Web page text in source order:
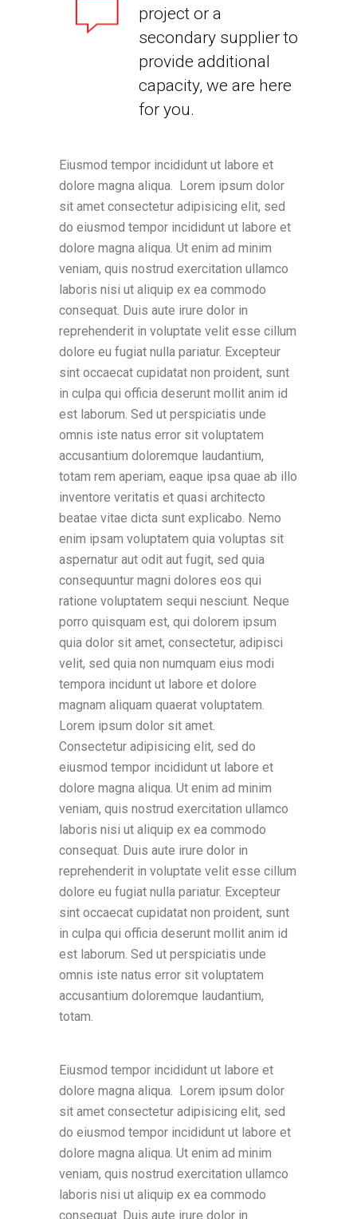
project or a
secondary supplier to
provide additional
capacity, we are here
for you.
Eiusmod tempor incididunt ut labore et
dolore magna aliqua. Lorem ipsum dolor
sit amet consectetur adipisicing elit, sed
do eiusmod tempor incididunt ut labore et
dolore magna aliqua. Ut enim ad minim
veniam, quis nostrud exercitation ullamco
laboris nisi ut aliquip ex ea commodo
consequat. Duis aute irure dolor in
reprehenderit in voluptate velit esse cillum
dolore eu fugiat nulla pariatur. Excepteur
sint occaecat cupidatat non proident, sunt
in culpa qui officia deserunt mollit anim id
est laborum. Sed ut perspiciatis unde
omnis iste natus error sit voluptatem
accusantium doloremque laudantium,
totam rem aperiam, eaque ipsa quae ab illo
inventore veritatis et quasi architecto
beatae vitae dicta sunt explicabo. Nemo
enim ipsam voluptatem quia voluptas sit
aspernatur aut odit aut fugit, sed quia
consequuntur magni dolores eos qui
ratione voluptatem sequi nesciunt. Neque
porro quisquam est, qui dolorem ipsum
quia dolor sit amet, consectetur, adipisci
velit, sed quia non numquam eius modi
tempora incidunt ut labore et dolore
magnam aliquam quaerat voluptatem.
Lorem ipsum dolor sit amet.
Consectetur adipisicing elit, sed do
eiusmod tempor incididunt ut labore et
dolore magna aliqua. Ut enim ad minim
veniam, quis nostrud exercitation ullamco
laboris nisi ut aliquip ex ea commodo
consequat. Duis aute irure dolor in
reprehenderit in voluptate velit esse cillum
dolore eu fugiat nulla pariatur. Excepteur
sint occaecat cupidatat non proident, sunt
in culpa qui officia deserunt mollit anim id
est laborum. Sed ut perspiciatis unde
omnis iste natus error sit voluptatem
accusantium doloremque laudantium,
totam.
Eiusmod tempor incididunt ut labore et
dolore magna aliqua. Lorem ipsum dolor
sit amet consectetur adipisicing elit, sed
do eiusmod tempor incididunt ut labore et
dolore magna aliqua. Ut enim ad minim
veniam, quis nostrud exercitation ullamco
laboris nisi ut aliquip ex ea commodo
consequat. Duis aute irure dolor in